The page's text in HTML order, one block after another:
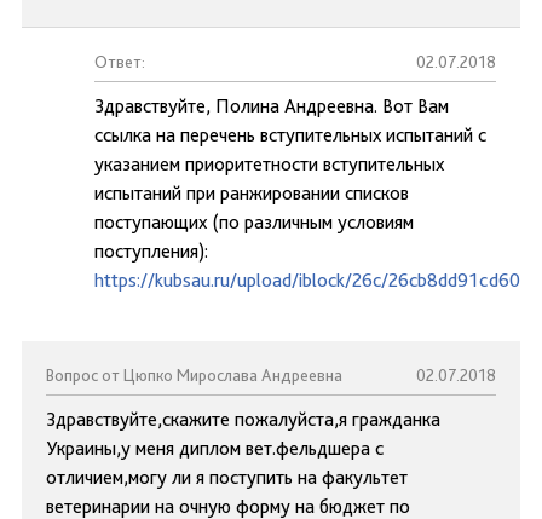
Ответ: 02.07.2018
Здравствуйте, Полина Андреевна. Вот Вам
ссылка на перечень вступительных испытаний с
указанием приоритетности вступительных
испытаний при ранжировании списков
поступающих (по различным условиям
поступления):
https://kubsau.ru/upload/iblock/26c/
Вопрос от Цюпко Мирослава Андреевна 02.07.2018
Здравствуйте,скажите пожалуйста,я гражданка
Украины,у меня диплом вет.фельдшера с
отличием,могу ли я поступить на факультет
ветеринарии на очную форму на бюджет по